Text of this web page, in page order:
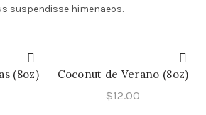
suspendisse himenaeos.
(8oz)
AÑADIR AL CARRITO
Coconut de Verano (8oz)
$12.00